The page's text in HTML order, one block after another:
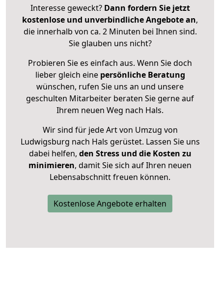
Interesse geweckt? Dann fordern Sie jetzt
kostenlose und unverbindliche Angebote an,
die innerhalb von ca. 2 Minuten bei Ihnen sind.
Sie glauben uns nicht?
Probieren Sie es einfach aus. Wenn Sie doch
lieber gleich eine persönliche Beratung
wünschen, rufen Sie uns an und unsere
geschulten Mitarbeiter beraten Sie gerne auf
Ihrem neuen Weg nach Hals.
Wir sind für jede Art von Umzug von
Ludwigsburg nach Hals gerüstet. Lassen Sie uns
dabei helfen, den Stress und die Kosten zu
minimieren, damit Sie sich auf Ihren neuen
Lebensabschnitt freuen können.
Kostenlose Angebote erhalten